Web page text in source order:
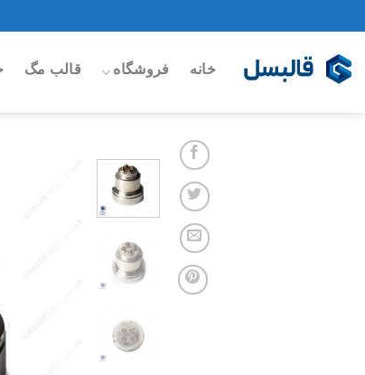
to
content
خانه فروشگاه قالب مگ